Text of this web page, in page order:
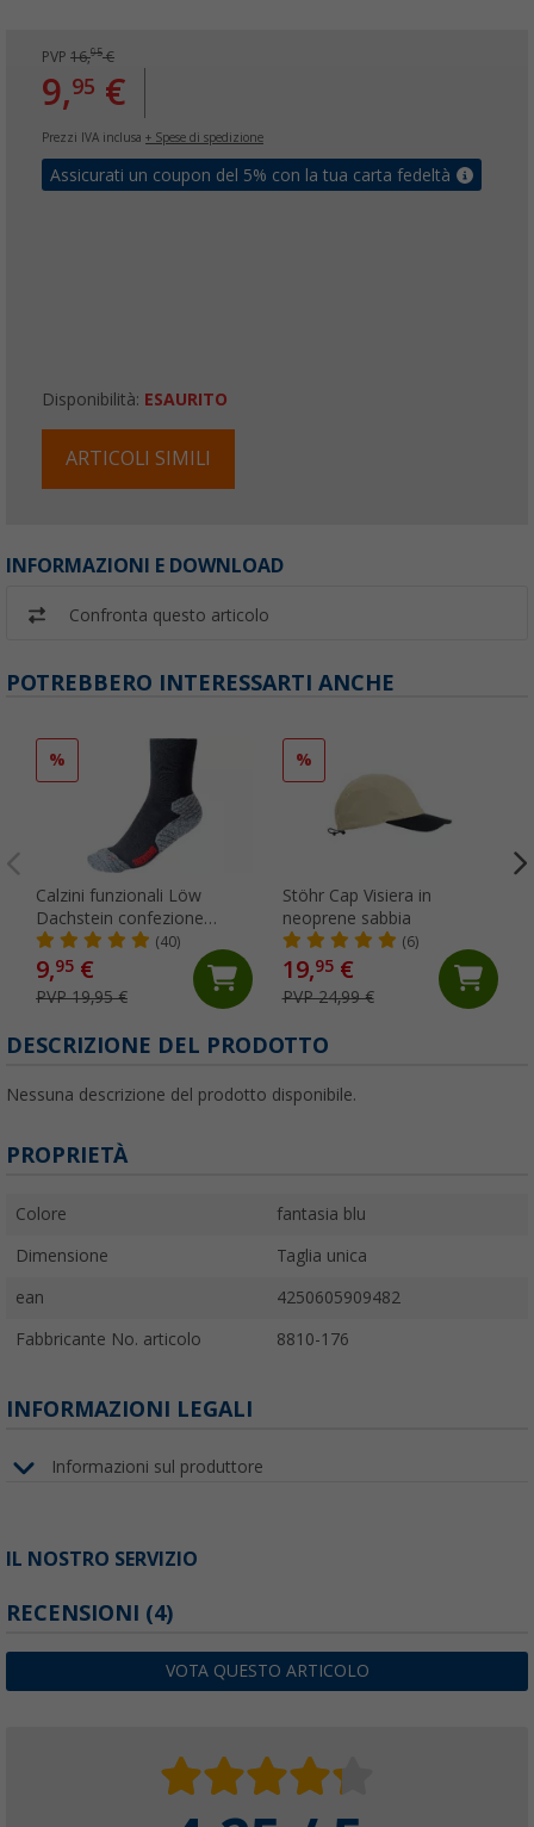
PVP 16,95€
9,95 €
Prezzi IVA inclusa + Spese di spedizione
Assicurati un coupon del 5% con la tua carta fedeltà
Disponibilità: ESAURITO
ARTICOLI SIMILI
INFORMAZIONI E DOWNLOAD
Confronta questo articolo
POTREBBERO INTERESSARTI ANCHE
%
Calzini funzionali Löw
Dachstein confezione
doppia
(40)
9,95 €
PVP 19,95 €
%
Stöhr Cap Visiera in
neoprene sabbia
(6)
19,95€
PVP 24,99 €
DESCRIZIONE DEL PRODOTTO
Nessuna descrizione del prodotto disponibile.
PROPRIETÀ
Colore fantasia blu
Dimensione Taglia unica
ean 4250605909482
Fabbricante No. articolo 8810-176
INFORMAZIONI LEGALI
Informazioni sul produttore
IL NOSTRO SERVIZIO
RECENSIONI (4)
VOTA QUESTO ARTICOLO